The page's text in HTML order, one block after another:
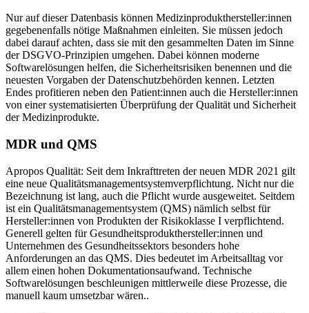
Nur auf dieser Datenbasis können Medizinprodukthersteller:innen
gegebenenfalls nötige Maßnahmen einleiten. Sie müssen jedoch
dabei darauf achten, dass sie mit den gesammelten Daten im Sinne
der DSGVO-Prinzipien umgehen. Dabei können moderne
Softwarelösungen helfen, die Sicherheitsrisiken benennen und die
neuesten Vorgaben der Datenschutzbehörden kennen. Letzten
Endes profitieren neben den Patient:innen auch die Hersteller:innen
von einer systematisierten Überprüfung der Qualität und Sicherheit
der Medizinprodukte.
MDR und QMS
Apropos Qualität: Seit dem Inkrafttreten der neuen MDR 2021 gilt
eine neue Qualitätsmanagementsystemverpflichtung. Nicht nur die
Bezeichnung ist lang, auch die Pflicht wurde ausgeweitet. Seitdem
ist ein Qualitätsmanagementsystem (QMS) nämlich selbst für
Hersteller:innen von Produkten der Risikoklasse I verpflichtend.
Generell gelten für Gesundheitsprodukthersteller:innen und
Unternehmen des Gesundheitssektors besonders hohe
Anforderungen an das QMS. Dies bedeutet im Arbeitsalltag vor
allem einen hohen Dokumentationsaufwand. Technische
Softwarelösungen beschleunigen mittlerweile diese Prozesse, die
manuell kaum umsetzbar wären..